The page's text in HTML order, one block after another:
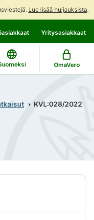
Lue lisää huijauksista.
Yritysasiakkaat
OmaVero
KVL:028/2022